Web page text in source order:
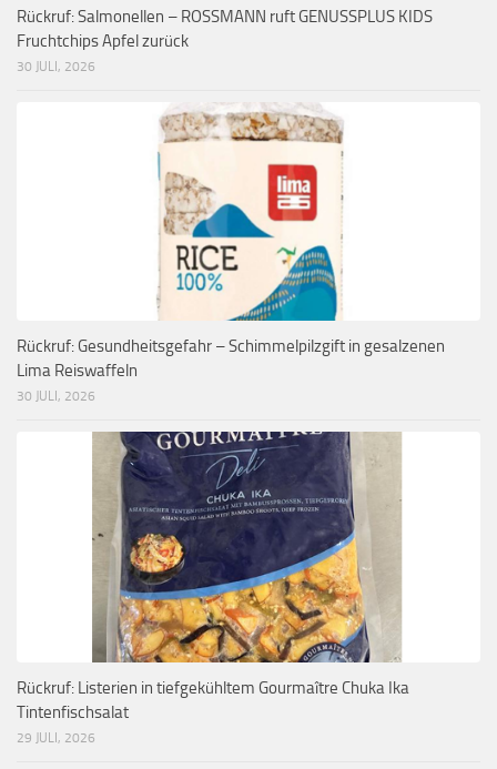
Rückruf: Salmonellen – ROSSMANN ruft GENUSSPLUS KIDS
Fruchtchips Apfel zurück
30 JULI, 2026
Rückruf: Gesundheitsgefahr – Schimmelpilzgift in gesalzenen
Lima Reiswaffeln
30 JULI, 2026
Rückruf: Listerien in tiefgekühltem Gourmaître Chuka Ika
Tintenfischsalat
29 JULI, 2026